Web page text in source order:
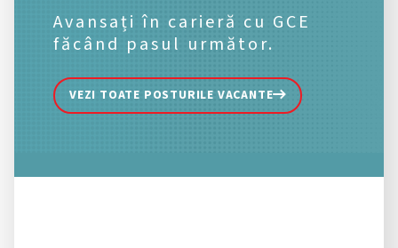
Avansați în carieră cu GCE
făcând pasul următor.
VEZI TOATE POSTURILE VACANTE